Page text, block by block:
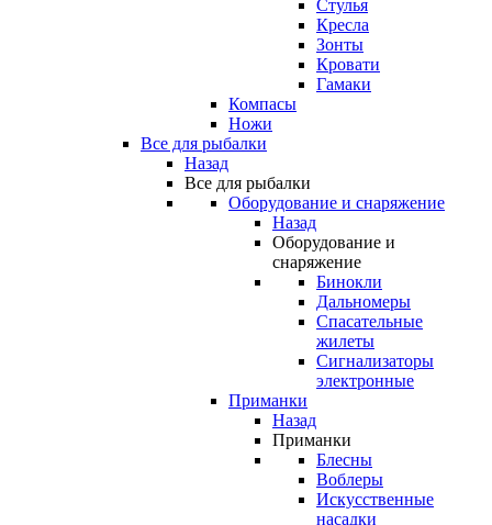
Стулья
Кресла
Зонты
Кровати
Гамаки
Компасы
Ножи
Все для рыбалки
Назад
Все для рыбалки
Оборудование и снаряжение
Назад
Оборудование и
снаряжение
Бинокли
Дальномеры
Спасательные
жилеты
Сигнализаторы
электронные
Приманки
Назад
Приманки
Блесны
Воблеры
Искусственные
насадки